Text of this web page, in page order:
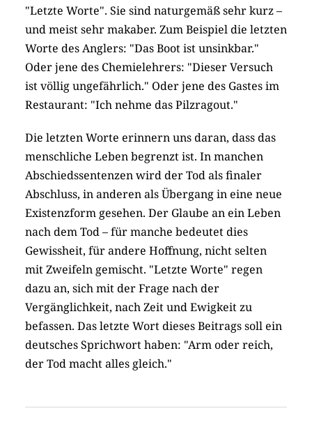
"Letzte Worte". Sie sind naturgemäß sehr kurz –
und meist sehr makaber. Zum Beispiel die letzten
Worte des Anglers: "Das Boot ist unsinkbar."
Oder jene des Chemielehrers: "Dieser Versuch
ist völlig ungefährlich." Oder jene des Gastes im
Restaurant: "Ich nehme das Pilzragout."
Die letzten Worte erinnern uns daran, dass das
menschliche Leben begrenzt ist. In manchen
Abschiedssentenzen wird der Tod als finaler
Abschluss, in anderen als Übergang in eine neue
Existenzform gesehen. Der Glaube an ein Leben
nach dem Tod – für manche bedeutet dies
Gewissheit, für andere Hoffnung, nicht selten
mit Zweifeln gemischt. "Letzte Worte" regen
dazu an, sich mit der Frage nach der
Vergänglichkeit, nach Zeit und Ewigkeit zu
befassen. Das letzte Wort dieses Beitrags soll ein
deutsches Sprichwort haben: "Arm oder reich,
der Tod macht alles gleich."